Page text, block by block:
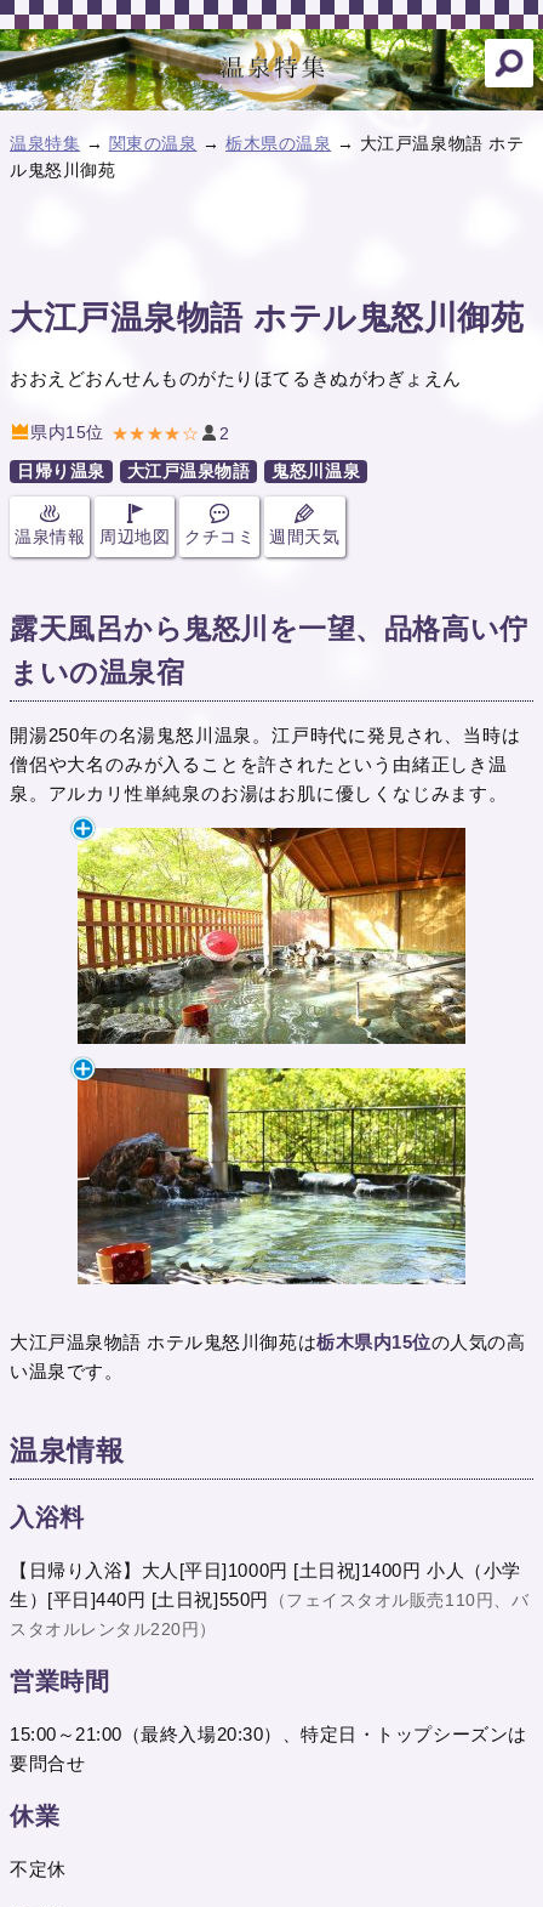
温泉特集 → 関東の温泉 →栃木県の温泉 → 大江戸温泉物語 ホテ
ル鬼怒川御苑
大江戸温泉物語 ホテル鬼怒川御苑
おおえどおんせんものがたりほてるきぬがわぎょえん
県内15位 ★★★★☆ 2
日帰り温泉 大江戸温泉物語 鬼怒川温泉
温泉情報 周辺地図 クチコミ 週間天気
露天風呂から鬼怒川を一望、品格高い佇
まいの温泉宿
開湯250年の名湯鬼怒川温泉。江戸時代に発見され、当時は
僧侶や大名のみが入ることを許されたという由緒正しき温
泉。アルカリ性単純泉のお湯はお肌に優しくなじみます。
大江戸温泉物語 ホテル鬼怒川御苑は栃木県内15位の人気の高
い温泉です。
温泉情報
入浴料
【日帰り入浴】大人[平日]1000円 [土日祝]1400円 小人（小学
生）[平日]440円 [土日祝]550円
（フェイスタオル販売110円、バ
スタオルレンタル220円）
営業時間
15:00～21:00（最終入場20:30）、特定日・トップシーズンは
要問合せ
休業
不定休